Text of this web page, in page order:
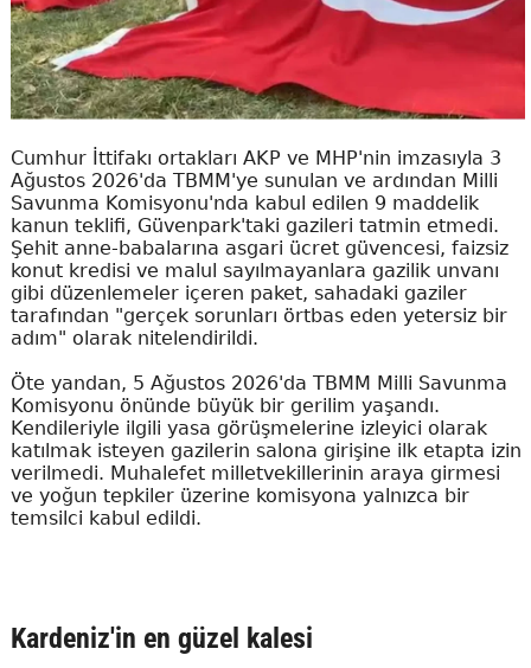
Cumhur İttifakı ortakları AKP ve MHP'nin imzasıyla 3
Ağustos 2026'da TBMM'ye sunulan ve ardından Milli
Savunma Komisyonu'nda kabul edilen 9 maddelik
kanun teklifi, Güvenpark'taki gazileri tatmin etmedi.
Şehit anne-babalarına asgari ücret güvencesi, faizsiz
konut kredisi ve malul sayılmayanlara gazilik unvanı
gibi düzenlemeler içeren paket, sahadaki gaziler
tarafından "gerçek sorunları örtbas eden yetersiz bir
adım" olarak nitelendirildi.
Öte yandan, 5 Ağustos 2026'da TBMM Milli Savunma
Komisyonu önünde büyük bir gerilim yaşandı.
Kendileriyle ilgili yasa görüşmelerine izleyici olarak
katılmak isteyen gazilerin salona girişine ilk etapta izin
verilmedi. Muhalefet milletvekillerinin araya girmesi
ve yoğun tepkiler üzerine komisyona yalnızca bir
temsilci kabul edildi.
Kardeniz'in en güzel kalesi